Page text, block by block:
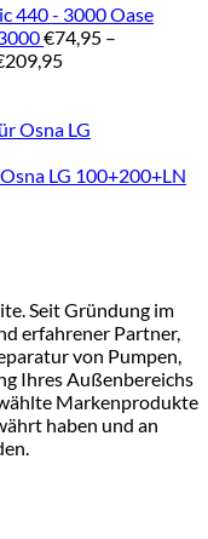
Oase
€74,95 –
LG 100+200+LN
Seit Gründung im
erfahrener Partner,
von Pumpen,
Ihres Außenbereichs
Markenprodukte
haben und an